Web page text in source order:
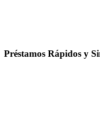
Préstamos Rápidos y